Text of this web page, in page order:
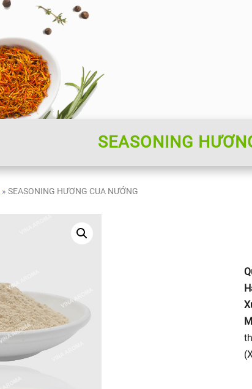
SEASONING
» SEASONING HƯƠNG CUA NƯỚNG